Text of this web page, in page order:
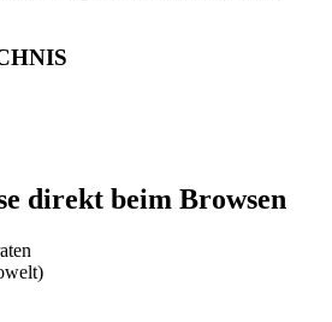
direkt beim Browsen